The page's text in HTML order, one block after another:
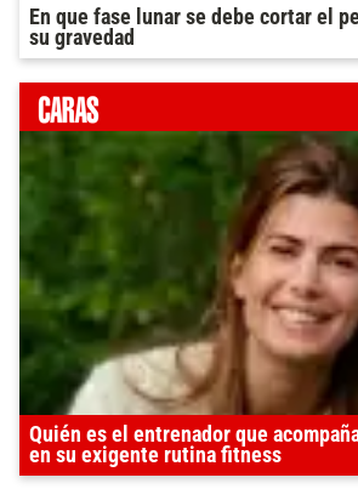
En que fase lunar se debe cortar el
su gravedad
Quién es el entrenador que
en su exigente rutina fitness